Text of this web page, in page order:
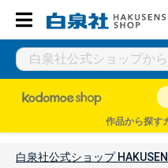
作品から探す
白泉社公式ショップ